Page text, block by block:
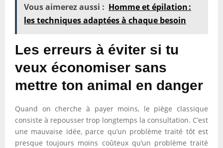
Vous aimerez aussi : Homme et épilation :
les techniques adaptées à chaque besoin
Les erreurs à éviter si tu
veux économiser sans
mettre ton animal en danger
Quand on cherche à payer moins, le piège classique
consiste à repousser trop longtemps la consultation. C’est
une mauvaise idée, parce qu’un problème traité tôt est
presque toujours moins coûteux qu’un problème traité